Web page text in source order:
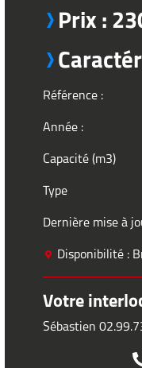
Prix :
Référence :
Année :
Capacité (m3)
Type
Dernière mise à
Disponibilité :
Votre
Sébastien